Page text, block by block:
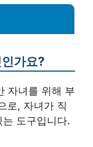
가요?
자녀를 위해 부
로, 자녀가 직
도구입니다.